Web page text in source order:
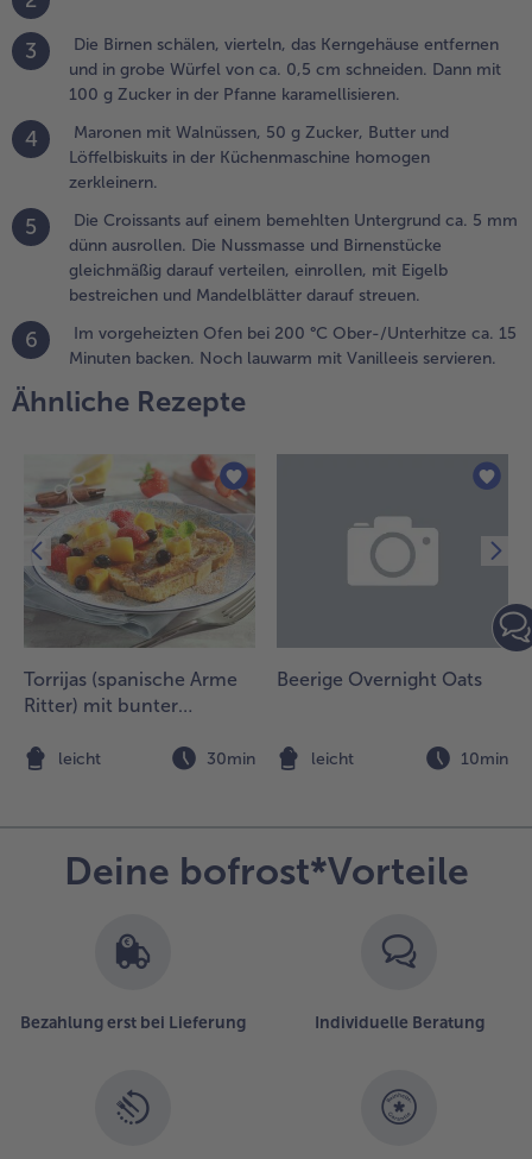
vorgeheizten
bei 200 °C
Unterhitze
15 Minuten
Noch
mit
3
Die Birnen schälen, vierteln, das Kerngehäuse entfernen
und in grobe Würfel von ca. 0,5 cm schneiden. Dann mit
100 g Zucker in der Pfanne karamellisieren.
4
Maronen mit Walnüssen, 50 g Zucker, Butter und
Löffelbiskuits in der Küchenmaschine homogen
zerkleinern.
5
Die Croissants auf einem bemehlten Untergrund ca. 5 mm
dünn ausrollen. Die Nussmasse und Birnenstücke
gleichmäßig darauf verteilen, einrollen, mit Eigelb
bestreichen und Mandelblätter darauf streuen.
6
Im vorgeheizten Ofen bei 200 °C Ober-/Unterhitze ca. 15
Minuten backen. Noch lauwarm mit Vanilleeis servieren.
Ähnliche Rezepte
Torrijas (spanische Arme
Ritter) mit bunter
leicht 30min
Beerige Overnight Oats
leicht 10min
Deine bofrost*Vorteile
Bezahlung erst bei Lieferung Individuelle Beratung